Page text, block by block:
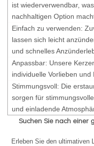
ist wiederverwendbar,
nachhaltigen Option
Einfach zu verwenden:
lassen sich leicht
und schnelles
Anpassbar: Unsere
individuelle Vorlieben und
Stimmungsvoll: Die
sorgen für
und einladende
Suchen Sie nach einer
Erleben Sie den ultimativen